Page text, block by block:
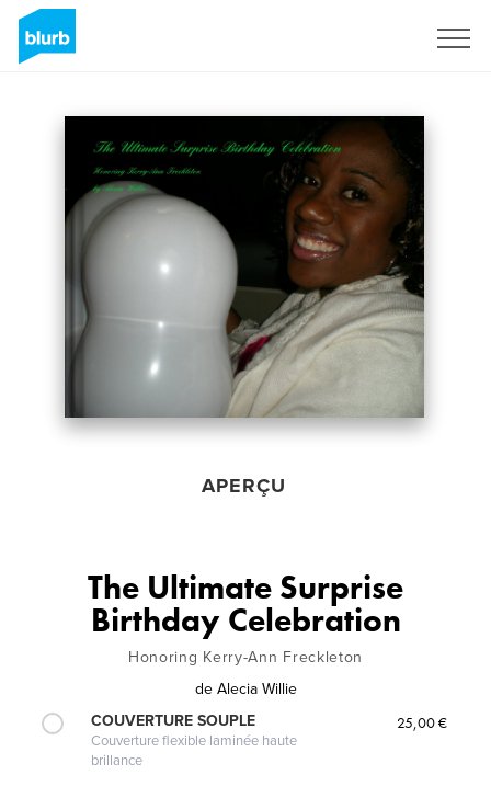
APERÇU
The Ultimate Surprise
Birthday Celebration
Honoring Kerry-Ann Freckleton
de Alecia Willie
COUVERTURE SOUPLE
Couverture flexible laminée haute
brillance
25,00 €